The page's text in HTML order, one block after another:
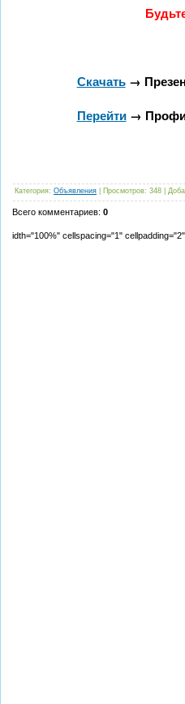
Скачать→
Перейти→
Категория: Объявления Просмотров: 348
Всего комментариев: 0
idth="100%" cellspacing="1"